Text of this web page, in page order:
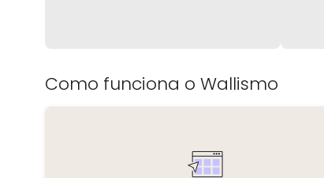
Como funciona o Wallismo